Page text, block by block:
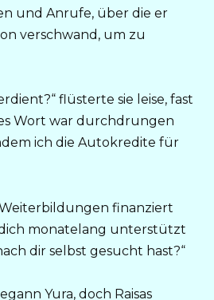
und Anrufe, über die er
verschwand, um zu
flüsterte sie leise, fast
Wort war durchdrungen
ich die Autokredite für
finanziert
monatelang unterstützt
dir selbst gesucht hast?“
Yura, doch Raisas